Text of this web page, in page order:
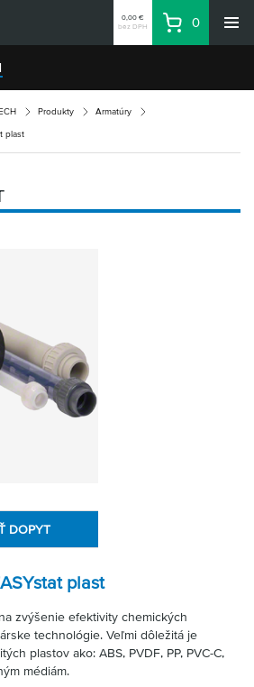
0,00 €
bez DPH
Košík
0
Produkty Armatúry
plast
DOPYT
plast
zvýšenie efektivity chemických
technológie. Veľmi dôležitá je
plastov ako: ABS, PVDF, PP, PVC-C,
médiám.